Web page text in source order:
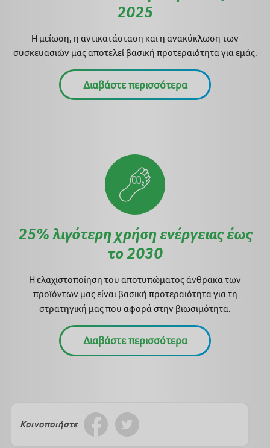
2025
Η μείωση, η αντικατάσταση και η ανακύκλωση των
συσκευασιών μας αποτελεί βασική προτεραιότητα για εμάς.
Διαβάστε περισσότερα
25% λιγότερη χρήση ενέργειας έως
το 2030
Η ελαχιστοποίηση του αποτυπώματος άνθρακα των
προϊόντων μας είναι βασική προτεραιότητα για τη
στρατηγική μας που αφορά στην βιωσιμότητα.
Διαβάστε περισσότερα
Κοινοποιήστε